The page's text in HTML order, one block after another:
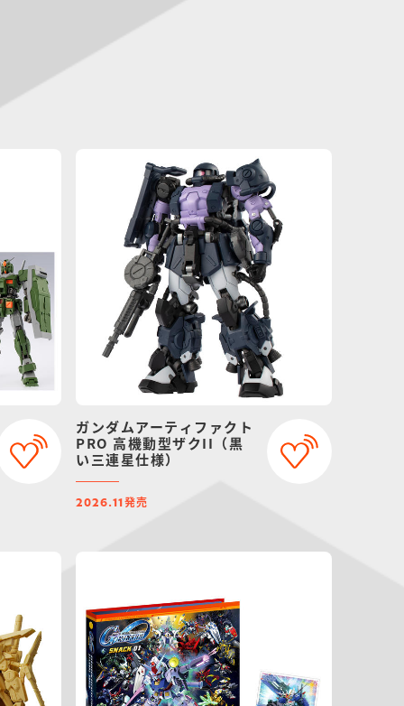
ガンダムアーティファクト
PRO 高機動型ザクII（黒
い三連星仕様）
2026.11 発売